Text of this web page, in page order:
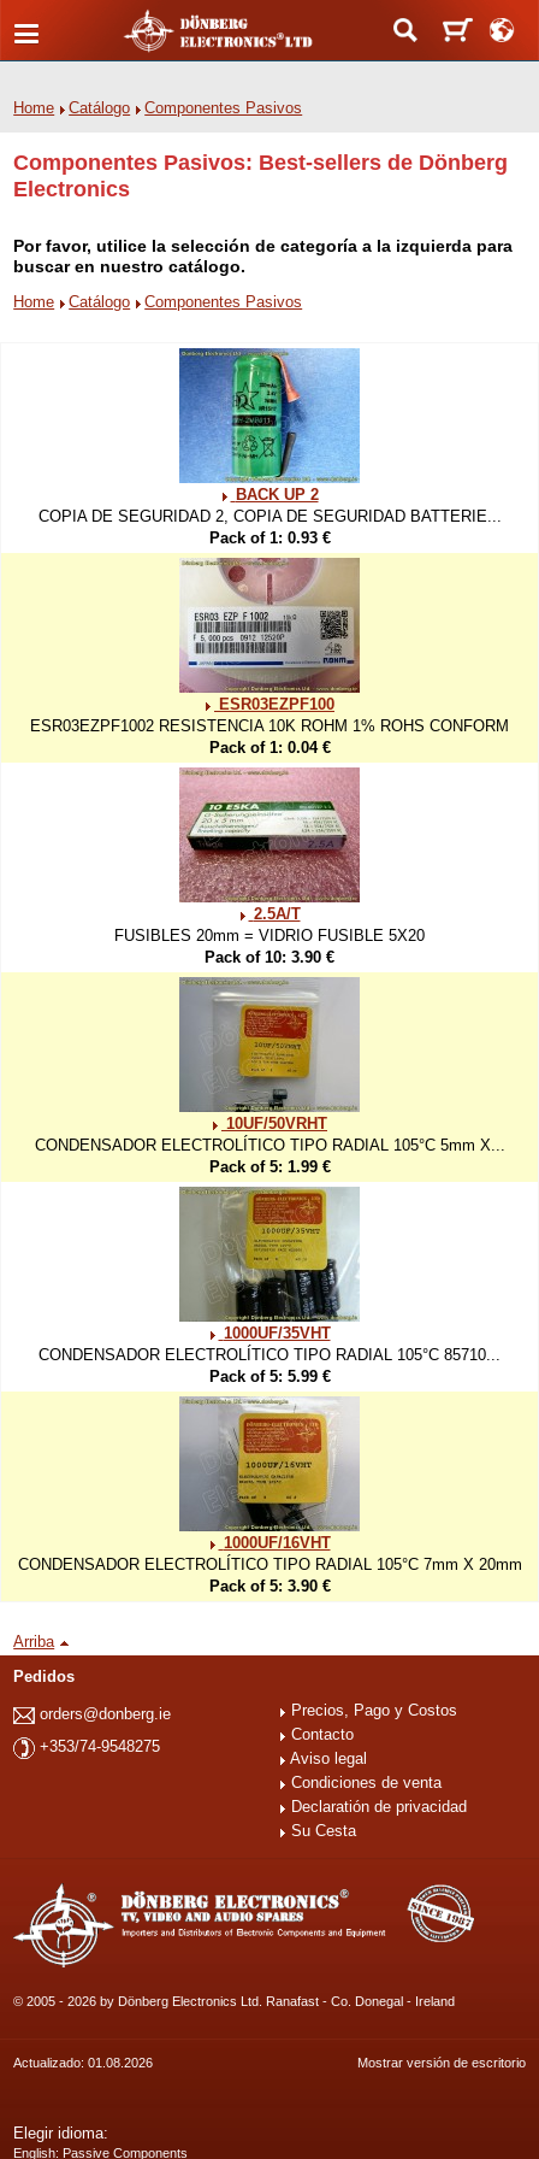
Home Catálogo Componentes Pasivos
Componentes Pasivos: Best-sellers de Dönberg
Electronics
Por favor, utilice la selección de categoría a la izquierda para
buscar en nuestro catálogo.
Home Catálogo Componentes Pasivos
BACK UP 2
COPIA DE SEGURIDAD 2, COPIA DE SEGURIDAD BATTERIE...
Pack of 1: 0.93 €
ESR03EZPF100
ESR03EZPF1002 RESISTENCIA 10K ROHM 1% ROHS CONFORM
Pack of 1: 0.04 €
2.5A/T
FUSIBLES 20mm = VIDRIO FUSIBLE 5X20
Pack of 10: 3.90 €
10UF/50VRHT
CONDENSADOR ELECTROLÍTICO TIPO RADIAL 105°C 5mm X...
Pack of 5: 1.99 €
1000UF/35VHT
CONDENSADOR ELECTROLÍTICO TIPO RADIAL 105°C 85710...
Pack of 5: 5.99 €
1000UF/16VHT
CONDENSADOR ELECTROLÍTICO TIPO RADIAL 105°C 7mm X 20mm
Pack of 5: 3.90 €
Arriba
Pedidos
orders@donberg.ie
+353/74-9548275
Precios, Pago y Costos
Contacto
Aviso legal
Condiciones de venta
Declaratión de privacidad
Su Cesta
© 2005 - 2026 by Dönberg Electronics Ltd. Ranafast - Co. Donegal - Ireland
Actualizado: 01.08.2026 Mostrar versión de escritorio
Elegir idioma:
English: Passive Components